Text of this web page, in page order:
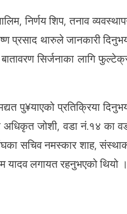
निर्णय शिप, तनाव
प्रसाद थारुले जानकारी
सिर्जनाका लागि
पु¥याएको प्रतिक्रिया
अधिकृत जोशी, वडा नं.१४ का
सचिव नमस्कार शाह,
यादव लगायत रहनुभएको थियो